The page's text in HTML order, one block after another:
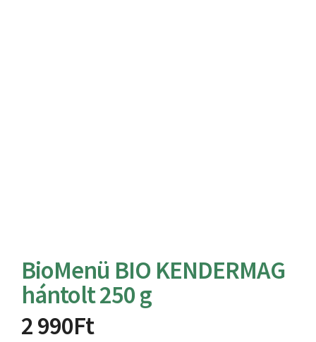
BioMenü BIO KENDERMAG
hántolt 250 g
2 990Ft